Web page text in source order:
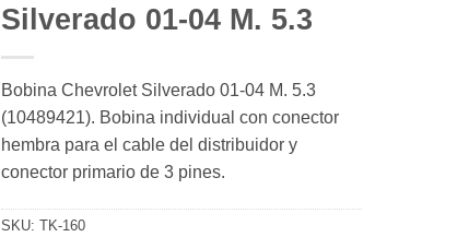
Silverado 01-04 M. 5.3
Bobina Chevrolet Silverado 01-04 M. 5.3
(10489421). Bobina individual con conector
hembra para el cable del distribuidor y
conector primario de 3 pines.
SKU: TK-160